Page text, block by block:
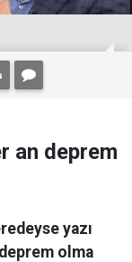
an deprem
yazı
olma